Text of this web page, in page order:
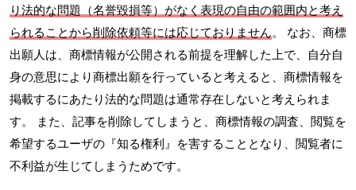
り法的な問題（名誉毀損等）がなく表現の自由の範囲内と考え
られることから削除依頼等には応じておりません。 なお、商標
出願人は、商標情報が公開される前提を理解した上で、自分自
身の意思により商標出願を行っていると考えると、商標情報を
掲載するにあたり法的な問題は通常存在しないと考えられま
す。 また、記事を削除してしまうと、商標情報の調査、閲覧を
希望するユーザの『知る権利』を害することとなり、閲覧者に
不利益が生じてしまうためです。